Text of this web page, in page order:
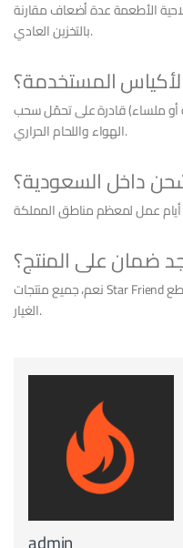
الأطعمة عدة أضعاف مقارنة
بالتخزين العادي.
المستخدمة؟
ملساء) قادرة على تحمّل سحب
الهواء واللحام الحراري.
داخل السعودية؟
ضمان على المنتج؟
نعم، جميع منتجات Star Friend مشمولة بضمان ودعم فني وتوفر قطع
الغيار.